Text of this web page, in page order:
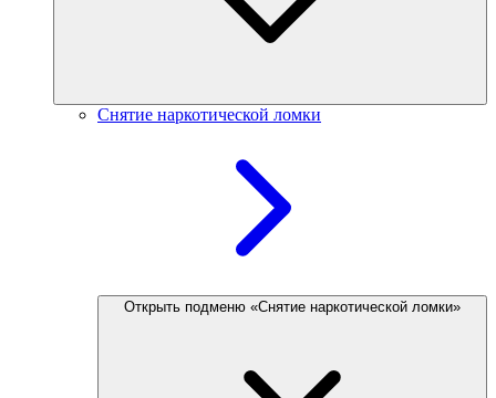
Снятие наркотической ломки
Открыть подменю «Снятие наркотической ломки»